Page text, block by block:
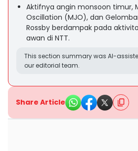
Aktifnya angin monsoon timur,
Oscillation (MJO), dan
Rossby berdampak pada
awan di NTT.
This section summary was AI-
our editorial team.
Share Article